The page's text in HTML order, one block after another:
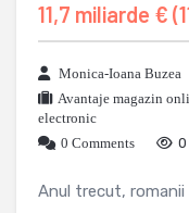
11,7 miliarde €
Monica-Ioana Buzea
Avantaje magazin
electronic
0 Comments
0
Anul trecut,